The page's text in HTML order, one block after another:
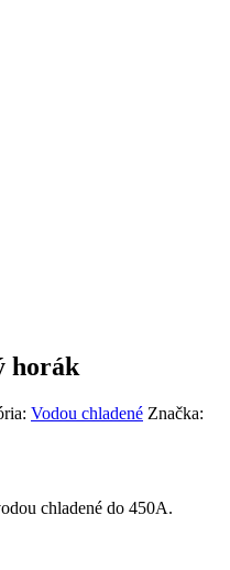
horák
Vodou chladené Značka:
chladené do 450A.